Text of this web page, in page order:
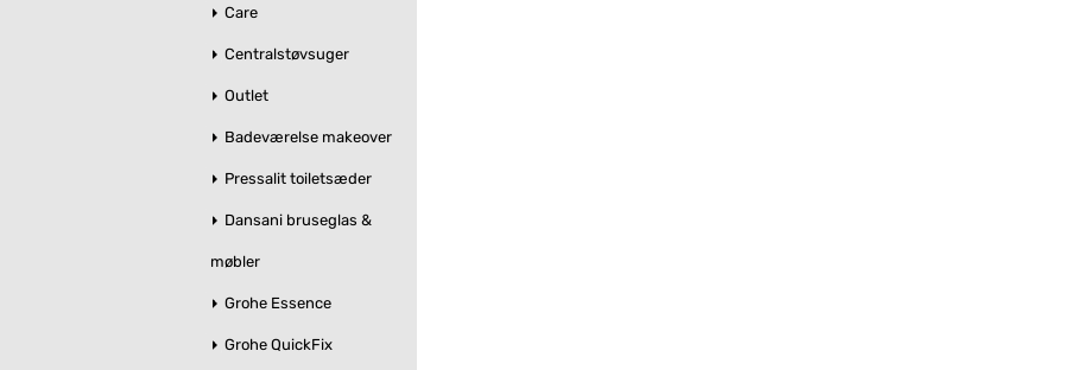
Care
Centralstøvsuger
Outlet
Badeværelse makeover
Pressalit toiletsæder
Dansani bruseglas &
møbler
Grohe Essence
Grohe QuickFix